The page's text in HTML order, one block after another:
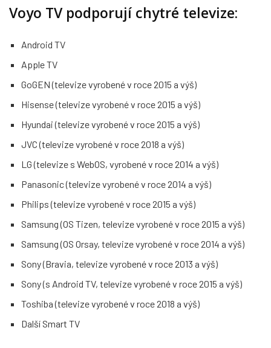
Voyo TV podporují chytré televize:
Android TV
Apple TV
GoGEN (televize vyrobené v roce 2015 a výš)
Hisense (televize vyrobené v roce 2015 a výš)
Hyundai (televize vyrobené v roce 2015 a výš)
JVC (televize vyrobené v roce 2018 a výš)
LG (televize s WebOS, vyrobené v roce 2014 a výš)
Panasonic (televize vyrobené v roce 2014 a výš)
Philips (televize vyrobené v roce 2015 a výš)
Samsung (OS Tizen, televize vyrobené v roce 2015 a výš)
Samsung (OS Orsay, televize vyrobené v roce 2014 a výš)
Sony (Bravia, televize vyrobené v roce 2013 a výš)
Sony (s Android TV, televize vyrobené v roce 2015 a výš)
Toshiba (televize vyrobené v roce 2018 a výš)
Další Smart TV